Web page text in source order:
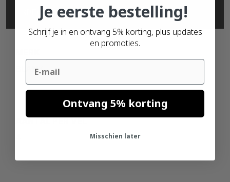
SPECIFICATIES
BLANK
AANTAL PER VEL
Je eerste bestelling!
Schrijf je in en ontvang 5% korting, plus updates
en promoties.
Email
Ontvang 5% korting
Misschien later